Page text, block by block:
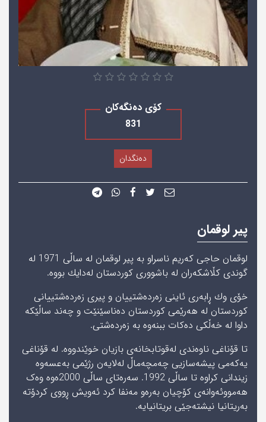
کۆی دەنگەکان
831
دەنگدان
پیر لوقمان
لوقمان حاجی کەریم ناسراو به‌ پیر لوقمان لە ساڵی‌ 1971 لە
گوندی کڵاشکەران له‌ باشووری‌ كوردستان له‌دایك بووه‌.
خۆی وك ڕابه‌ری ئاینی زه‌رده‌شتییان و پیری زه‌رده‌شتییانی
كوردستان له ‌هه‌رێمی كوردستان ده‌ناسێنێت و چەند ساڵێکە
داوا لە خەڵکی دەکات ببنەوە بە زەردەشتی.
تا قۆناغی ناوەندی لەقوتابخانەی بازیان خوێندووە. لە قۆناغی
یەکەمی پیشەسازیی چەمچەماڵ لەلایەن رژێمی‌ به‌عسه‌وه‌
زیندانی کراوە تا ساڵی 1992. سەرەتای ساڵی 2000ەوە وەک
هەمووئەوانەی کۆچیان بەرەو مەنفا کرد ئەویش ڕووی کردۆتە
بەریتانیا نیشته‌جێی‌ بریتانیایه‌.